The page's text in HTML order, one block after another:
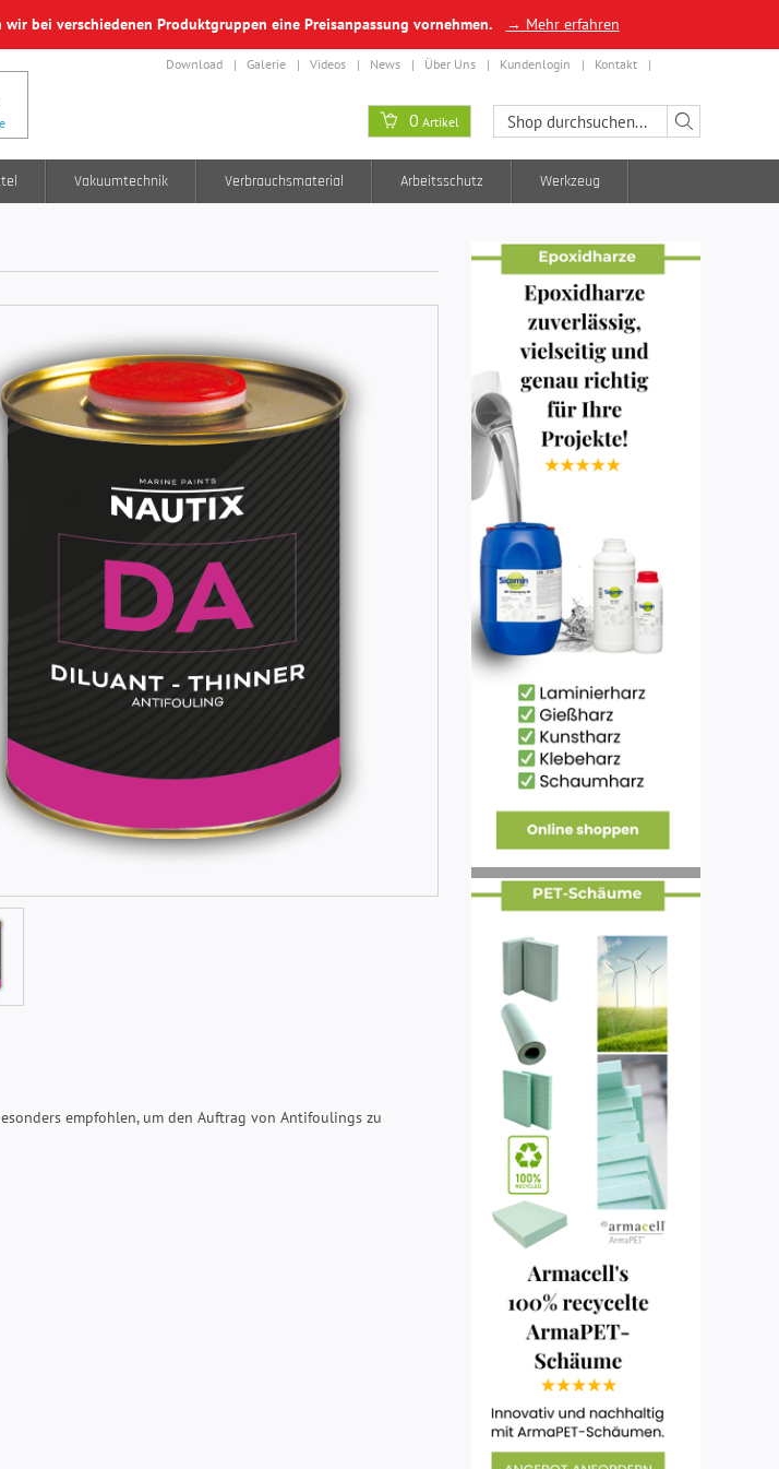
bei verschiedenen Produktgruppen eine Preisanpassung vornehmen. → Mehr erfahren
Download Galerie Videos News Über Uns Kundenlogin Kontakt
0 Artikel
Vakuumtechnik Verbrauchsmaterial Arbeitsschutz Werkzeug
empfohlen, um den Auftrag von Antifoulings zu